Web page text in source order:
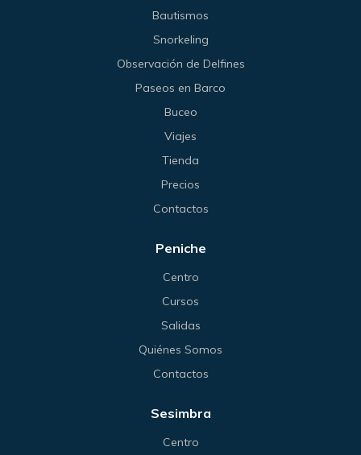
Bautismos
Snorkeling
Observación de Delfines
Paseos en Barco
Buceo
Viajes
Tienda
Precios
Contactos
Peniche
Centro
Cursos
Salidas
Quiénes Somos
Contactos
Sesimbra
Centro